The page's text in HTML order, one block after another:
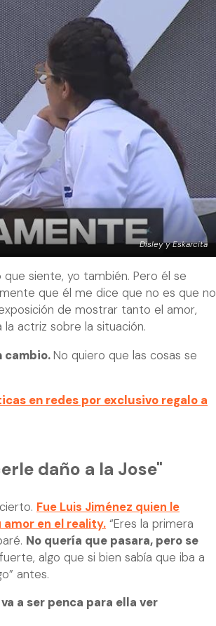
Disley y Eskarcita
siente, yo también. Pero él se
que él me dice que no es que no
de mostrar tanto el amor,
actriz sobre la situación.
cambio.No quiero que las cosas se
en redes por exclusivo regalo a
daño a la Jose"
Fue Luis Jiménez quien le
en el reality. “Eres la primera
No quería que pasara, pero se
algo que si bien sabía que iba a
antes.
a ser penca para ella ver